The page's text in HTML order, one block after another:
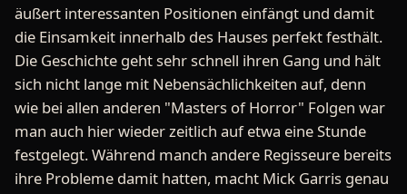
äußert interessanten Positionen einfängt und damit
die Einsamkeit innerhalb des Hauses perfekt festhält.
Die Geschichte geht sehr schnell ihren Gang und hält
sich nicht lange mit Nebensächlichkeiten auf, denn
wie bei allen anderen "Masters of Horror" Folgen war
man auch hier wieder zeitlich auf etwa eine Stunde
festgelegt. Während manch andere Regisseure bereits
ihre Probleme damit hatten, macht Mick Garris genau